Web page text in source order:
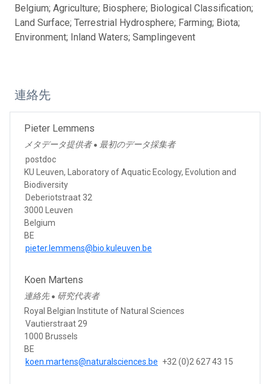
Belgium; Agriculture; Biosphere; Biological Classification;
Land Surface; Terrestrial Hydrosphere; Farming; Biota;
Environment; Inland Waters; Samplingevent
連絡先
Pieter Lemmens
メタデータ提供者 ● 最初のデータ採集者
postdoc
KU Leuven, Laboratory of Aquatic Ecology, Evolution and
Biodiversity
Deberiotstraat 32
3000 Leuven
Belgium
BE
pieter.lemmens@bio.kuleuven.be
Koen Martens
連絡先 ● 研究代表者
Royal Belgian Institute of Natural Sciences
Vautierstraat 29
1000 Brussels
BE
koen.martens@naturalsciences.be +32 (0)2 627 43 15